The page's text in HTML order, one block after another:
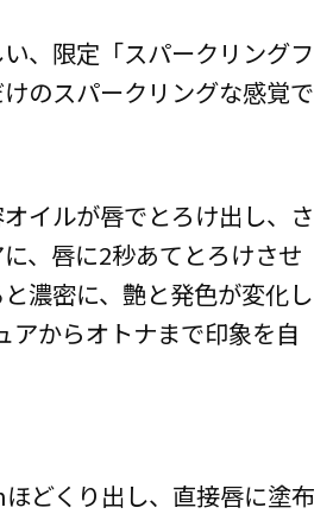
、限定「スパークリングフ
のスパークリングな感覚で
イルが唇でとろけ出し、さ
、唇に2秒あてとろけさせ
濃密に、艶と発色が変化し
アからオトナまで印象を自
どくり出し、直接唇に塗布